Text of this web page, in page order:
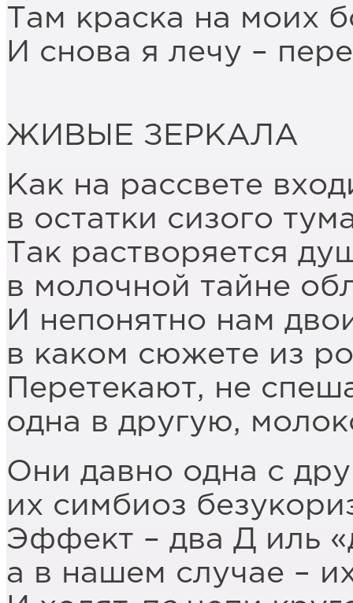
Там краска на моих
И снова я лечу –
ЖИВЫЕ ЗЕРКАЛА
Как на рассвете
в остатки сизого
Так растворяется
в молочной тайне
И непонятно нам
в каком сюжете из
Перетекают, не
одна в другую,
Они давно одна с
их симбиоз
Эффект – два Д иль
а в нашем случае –